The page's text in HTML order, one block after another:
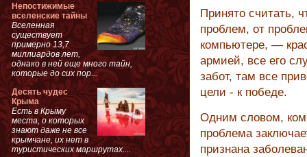
Принято считать,
проблем, от
компьютере, —
армией, все его
забот, там все
цели - к победе.
Одним словом,
проблема
признана
Непостижимые
вселенские тайны
Вселенная
существует
примерно 13,7
миллиардов лет,
однако в ней еще много тайн,
которые до сих пор...
Десять чудес
Крыма
Есть в Крыму
места, о которых
знают даже не все
крымчане, их нет в
туристических маршрутах....